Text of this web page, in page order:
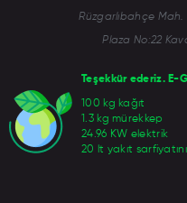
Teşekkür ederiz. E-
100 kg kağıt
1.3 kg mürekkep
24.96 KW elektrik
20 lt yakıt
Rüzgarlıbahçe
Plaza No:22